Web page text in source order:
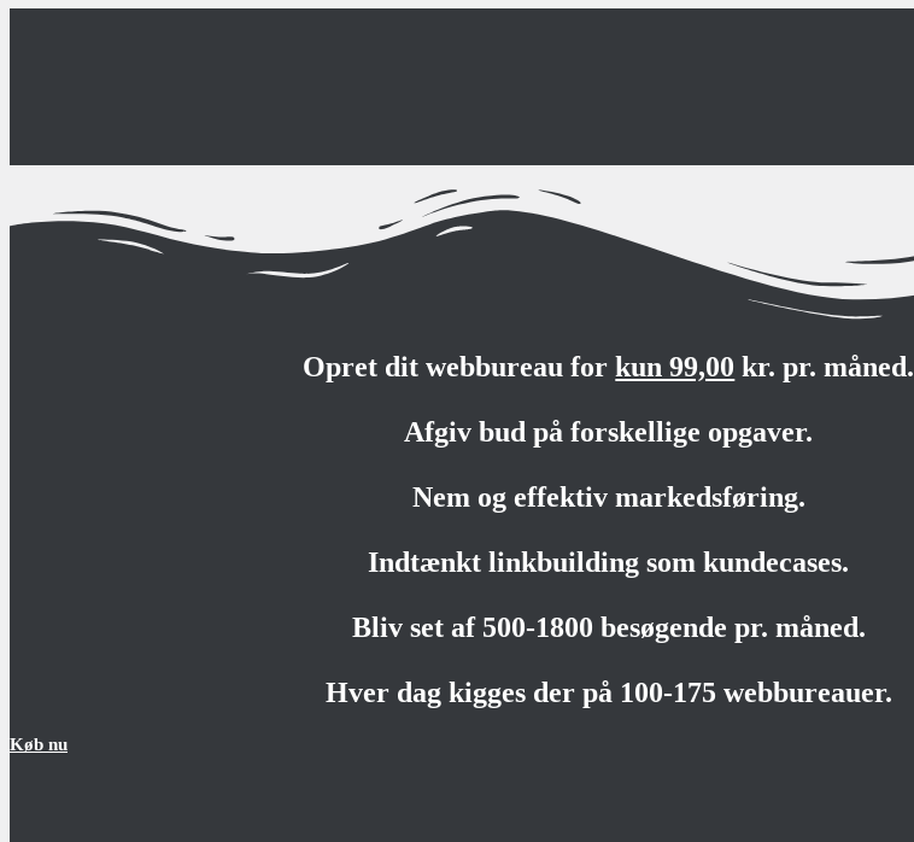
Opret dit webbureau forkun 99,00 kr. pr. måned.
Afgiv bud på forskellige opgaver.
Nem og effektiv markedsføring.
Indtænkt linkbuilding som kundecases.
Bliv set af 500-1800 besøgende pr. måned.
Hver dag kigges der på 100-175 webbureauer.
Køb nu